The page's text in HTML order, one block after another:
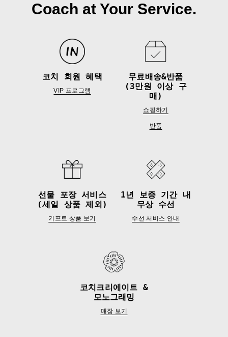
Coach at Your Service.
코치 회원 혜택
VIP 프로그램
무료배송&반품
(3만원 이상 구
매)
쇼핑하기
반품
선물 포장 서비스
(세일 상품 제외)
기프트 상품 보기
1년 보증 기간 내
무상 수선
수선 서비스 안내
코치크리에이트 &
모노그래밍
매장 보기